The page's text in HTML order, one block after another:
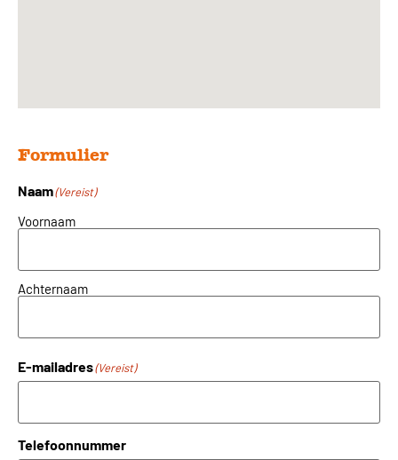
Formulier
Naam(Vereist)
Voornaam
Achternaam
E-mailadres(Vereist)
Telefoonnummer